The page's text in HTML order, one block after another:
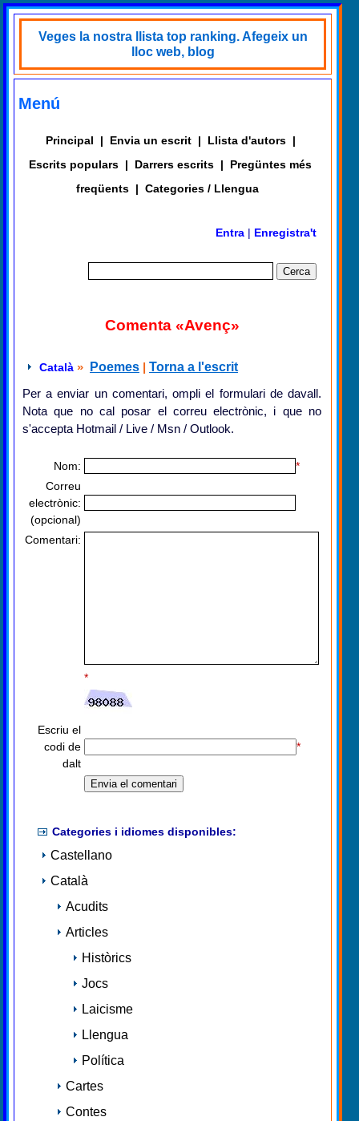
Veges la nostra llista top ranking. Afegeix un
lloc web, blog
Menú
Principal | Envia un escrit | Llista d'autors |
Escrits populars | Darrers escrits |
Pregüntes més
freqüents | Categories / Llengua
Entra | Enregistra't
Comenta «Avenç»
Català » Poemes | Torna a l'escrit
Per a enviar un comentari, ompli el formulari de davall.
Nota que no cal posar el correu electrònic, i que no
s'accepta Hotmail / Live / Msn / Outlook.
Nom:
*
Correu
electrònic:
(opcional)
Comentari:
*
Escriu el
codi de
dalt
*
Categories i idiomes disponibles:
Castellano
Català
Acudits
Articles
Històrics
Jocs
Laicisme
Llengua
Política
Cartes
Contes